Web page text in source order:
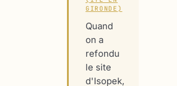
GIRONDE)
Quand
on a
refondu
le site
d'Isopek,